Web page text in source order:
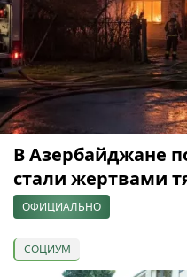
В Азербайджане
стали жертвами
ОФИЦИАЛЬНО
СОЦИУМ